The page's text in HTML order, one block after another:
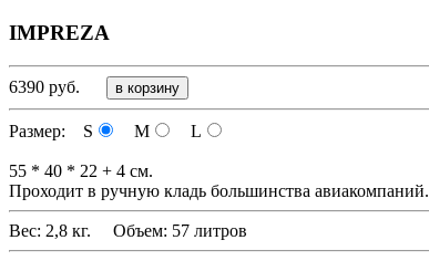
IMPREZA
6390 руб.
Размер: S M L
55 * 40 * 22 + 4 см.
Проходит в ручную кладь большинства авиакомпаний.
Вес: 2,8 кг. Объем: 57 литров